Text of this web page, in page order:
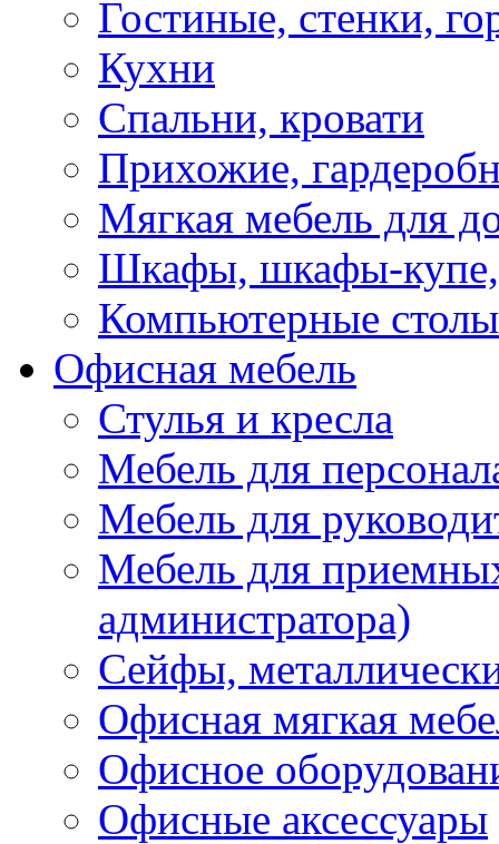
Гостиные, стенки,
Кухни
Спальни, кровати
Прихожие,
Мягкая мебель для
Шкафы, шкафы-купе,
Компьютерные столы
Офисная мебель
Стулья и кресла
Мебель для
Мебель для
Мебель для
администратора)
Сейфы,
Офисная мягкая
Офисное
Офисные аксессуары